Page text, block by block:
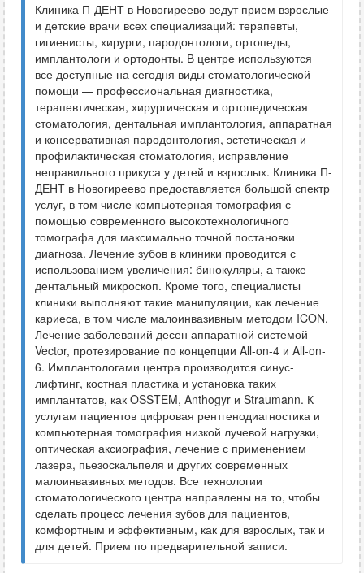
Клиника П-ДЕНТ в Новогиреево ведут прием взрослые
и детские врачи всех специализаций: терапевты,
гигиенисты, хирурги, пародонтологи, ортопеды,
имплантологи и ортодонты. В центре используются
все доступные на сегодня виды стоматологической
помощи — профессиональная диагностика,
терапевтическая, хирургическая и ортопедическая
стоматология, дентальная имплантология, аппаратная
и консервативная пародонтология, эстетическая и
профилактическая стоматология, исправление
неправильного прикуса у детей и взрослых. Клиника П-
ДЕНТ в Новогиреево предоставляется большой спектр
услуг, в том числе компьютерная томография с
помощью современного высокотехнологичного
томографа для максимально точной постановки
диагноза. Лечение зубов в клиники проводится с
использованием увеличения: бинокуляры, а также
дентальный микроскоп. Кроме того, специалисты
клиники выполняют такие манипуляции, как лечение
кариеса, в том числе малоинвазивным методом ICON.
Лечение заболеваний десен аппаратной системой
Vector, протезирование по концепции All-on-4 и All-on-
6. Имплантологами центра производится синус-
лифтинг, костная пластика и установка таких
имплантатов, как OSSTEM, Anthogyr и Straumann. К
услугам пациентов цифровая рентгенодиагностика и
компьютерная томография низкой лучевой нагрузки,
оптическая аксиография, лечение с применением
лазера, пьезоскальпеля и других современных
малоинвазивных методов. Все технологии
стоматологического центра направлены на то, чтобы
сделать процесс лечения зубов для пациентов,
комфортным и эффективным, как для взрослых, так и
для детей. Прием по предварительной записи.